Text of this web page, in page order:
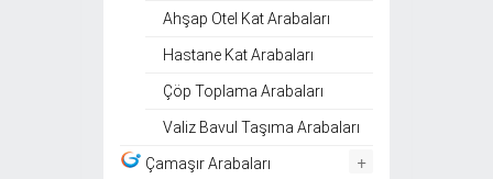
Ahşap Otel Kat Arabaları
Hastane Kat Arabaları
Çöp Toplama Arabaları
Valiz Bavul Taşıma Arabaları
Çamaşır Arabaları +